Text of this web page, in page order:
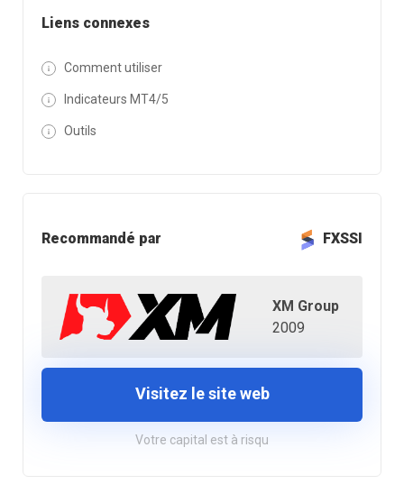
Liens connexes
Comment utiliser
Indicateurs MT4/5
Outils
Recommandé par FXSSI
XM Group
2009
Visitez le site web
Votre capital est à risqu